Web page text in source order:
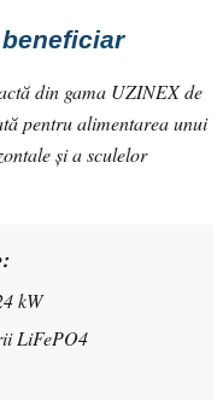
din gama UZINEX de
pentru alimentarea unui
și a sculelor
kW
LiFePO4